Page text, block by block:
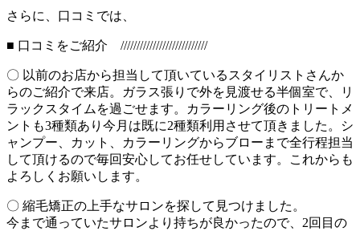
さらに、口コミでは、
■ 口コミをご紹介 ///////////////////////////
〇 以前のお店から担当して頂いているスタイリストさんか
らのご紹介で来店。ガラス張りで外を見渡せる半個室で、リ
ラックスタイムを過ごせます。カラーリング後のトリートメ
ントも3種類あり今月は既に2種類利用させて頂きました。シ
ャンプー、カット、カラーリングからブローまで全行程担当
して頂けるので毎回安心してお任せしています。これからも
よろしくお願いします。
〇 縮毛矯正の上手なサロンを探して見つけました。
今まで通っていたサロンより持ちが良かったので、2回目の